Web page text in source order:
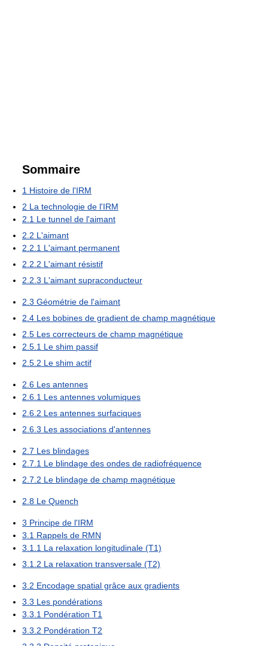
Sommaire
1 Histoire de l'IRM
2 La technologie de l'IRM
2.1 Le tunnel de l'aimant
2.2 L'aimant
2.2.1 L'aimant permanent
2.2.2 L'aimant résistif
2.2.3 L'aimant supraconducteur
2.3 Géométrie de l'aimant
2.4 Les bobines de gradient de champ magnétique
2.5 Les correcteurs de champ magnétique
2.5.1 Le shim passif
2.5.2 Le shim actif
2.6 Les antennes
2.6.1 Les antennes volumiques
2.6.2 Les antennes surfaciques
2.6.3 Les associations d'antennes
2.7 Les blindages
2.7.1 Le blindage des ondes de radiofréquence
2.7.2 Le blindage de champ magnétique
2.8 Le Quench
3 Principe de l'IRM
3.1 Rappels de RMN
3.1.1 La relaxation longitudinale (T1)
3.1.2 La relaxation transversale (T2)
3.2 Encodage spatial grâce aux gradients
3.3 Les pondérations
3.3.1 Pondération T1
3.3.2 Pondération T2